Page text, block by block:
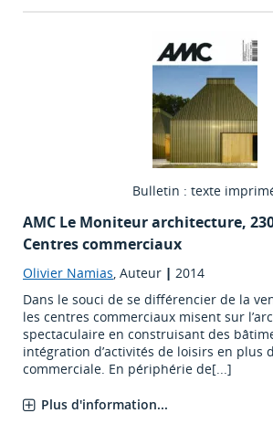
Bulletin : texte
AMC Le Moniteur architecture,
Centres commerciaux
Olivier Namias, Auteur | 2014
Dans le souci de se différencier de la
les centres commerciaux misent sur
spectaculaire en construisant des
intégration d’activités de loisirs en plus
commerciale. En périphérie de[...]
Plus d'information...